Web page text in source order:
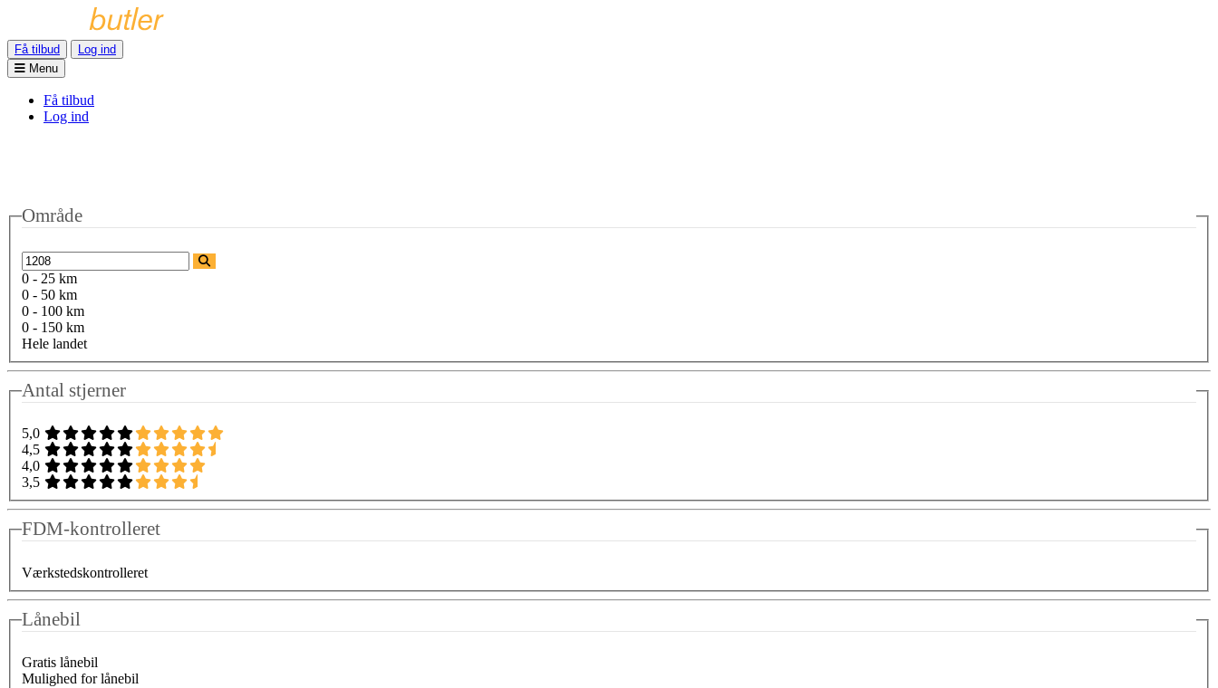
Få tilbud
Log ind
Menu
Få tilbud
Log ind
Område
0 - 25 km
0 - 50 km
0 - 100 km
0 - 150 km
Hele landet
Antal stjerner
5,0
4,5
4,0
3,5
FDM-kontrolleret
Værkstedskontrolleret
Lånebil
Gratis lånebil
Mulighed for lånebil